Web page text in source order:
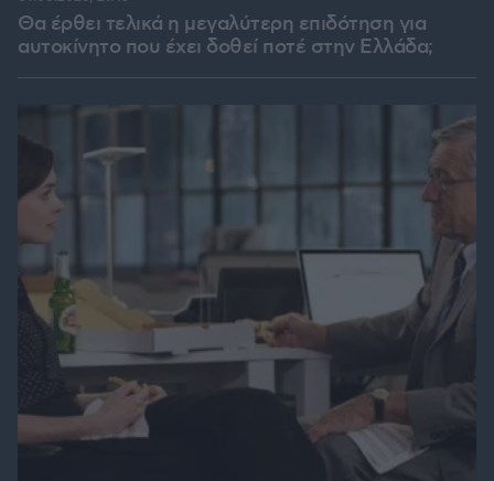
Θα έρθει τελικά η μεγαλύτερη επιδότηση για
αυτοκίνητο που έχει δοθεί ποτέ στην Ελλάδα;